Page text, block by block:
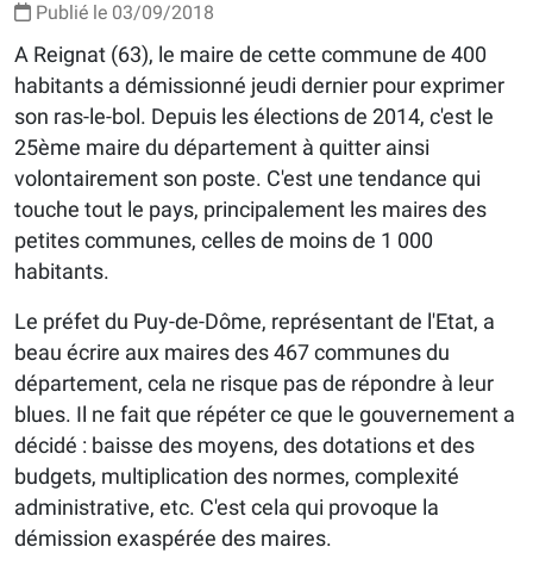
Publié le 03/09/2018
A Reignat (63), le maire de cette commune de 400
habitants a démissionné jeudi dernier pour exprimer
son ras-le-bol. Depuis les élections de 2014, c'est le
25ème maire du département à quitter ainsi
volontairement son poste. C'est une tendance qui
touche tout le pays, principalement les maires des
petites communes, celles de moins de 1 000
habitants.
Le préfet du Puy-de-Dôme, représentant de l'Etat, a
beau écrire aux maires des 467 communes du
département, cela ne risque pas de répondre à leur
blues. Il ne fait que répéter ce que le gouvernement a
décidé : baisse des moyens, des dotations et des
budgets, multiplication des normes, complexité
administrative, etc. C'est cela qui provoque la
démission exaspérée des maires.